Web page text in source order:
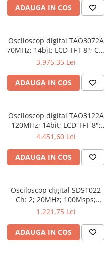
ADAUGA IN COS
Osciloscop digital TAO3072A
70MHz; 14bit; LCD TFT 8"; Ch:
2; 1Gsps; 40Mpts dotat cu
3.975,35 Lei
ADAUGA IN COS
Osciloscop digital TAO3122A
120MHz; 14bit; LCD TFT 8";
Ch: 2; 1Gsps; 40Mpts integrat
4.451,60 Lei
ADAUGA IN COS
Osciloscop digital SDS1022
Ch: 2; 20MHz; 100Msps;
10kpts; LCD 7"S; 15W care
avansat
1.221,75 Lei
ADAUGA IN COS